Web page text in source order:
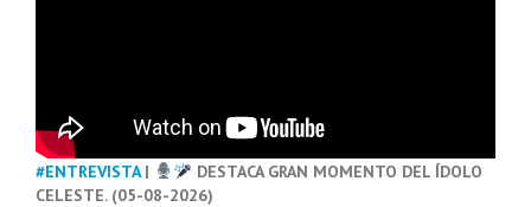
#ENTREVISTA|
DESTACA GRAN MOMENTO DEL ÍDOLO
CELESTE. (05-08-2026)